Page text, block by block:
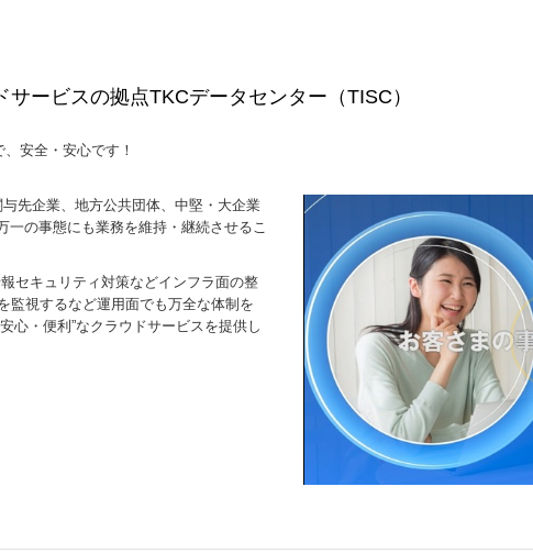
ービスの拠点TKCデータセンター（TISC）
安全・安心です！
先企業、地方公共団体、中堅・大企業
の事態にも業務を維持・継続させるこ
セキュリティ対策などインフラ面の整
監視するなど運用面でも万全な体制を
心・便利”なクラウドサービスを提供し